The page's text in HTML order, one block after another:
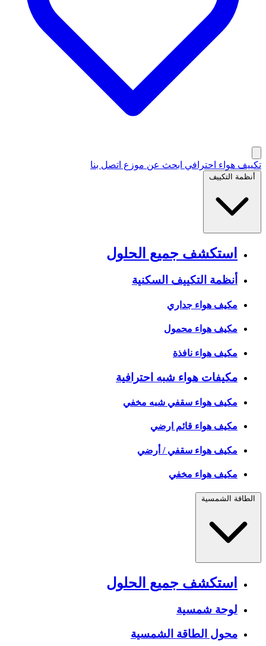
تكييف هواء احترافي ابحث عن موزع اتصل بنا
أنظمة التكييف
استكشف جميع الحلول
أنظمة التكييف السكنية
مكيف هواء جداري
مكيف هواء محمول
مكيف هواء نافذة
مكيفات هواء شبه احترافية
مكيف هواء سقفي شبه مخفي
مكيف هواء قائم ارضي
مكيف هواء سقفي / أرضي
مكيف هواء مخفي
الطاقة الشمسية
استكشف جميع الحلول
لوحة شمسية
محول الطاقة الشمسية